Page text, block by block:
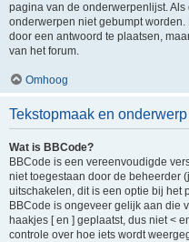
pagina van de onderwerpenlijst.
onderwerpen niet gebumpt
door een antwoord te plaatsen,
van het forum.
Omhoog
Tekstopmaak en
Wat is BBCode?
BBCode is een vereenvoudigde
niet toegestaan door de beheerder
uitschakelen, dit is een optie bij het
BBCode is ongeveer gelijk aan die
haakjes [ en ] geplaatst, dus niet <
controle over hoe iets wordt